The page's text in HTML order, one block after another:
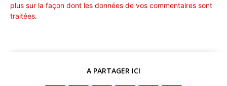
plus sur la façon dont les données de vos commentaires sont
traitées.
A PARTAGER ICI